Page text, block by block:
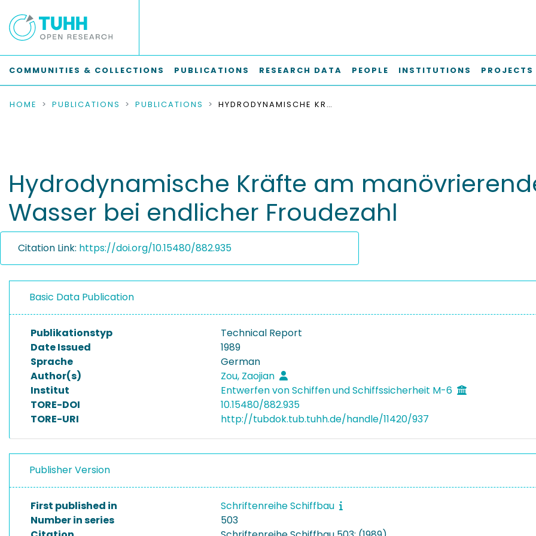
COMMUNITIES & COLLECTIONS PUBLICATIONS RESEARCH DATA PEOPLE INSTITUTIONS PROJECTS
HOME PUBLICATIONS PUBLICATIONS HYDRODYNAMISCHE KRÄFTE AM MANÖVRIERENDEN SCHIFF AUF FLACHEM WASSER BEI ENDLICHER FROUDEZAHL
Hydrodynamische Kräfte am
Wasser bei endlicher Froudezahl
Citation Link: https://doi.org/10.15480/882.935
Basic Data Publication
Publikationstyp
Technical Report
Date Issued
1989
Sprache
German
Author(s)
Zou, Zaojian
Institut
Entwerfen von Schiffen und Schiffssicherheit M-6
TORE-DOI
10.15480/882.935
TORE-URI
http://tubdok.tub.tuhh.de/handle/11420/937
Publisher Version
First published in
Schriftenreihe Schiffbau
Number in series
503